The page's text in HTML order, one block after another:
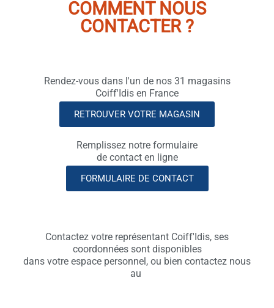
COMMENT NOUS
CONTACTER ?
Rendez-vous dans l'un de nos 31 magasins
Coiff'Idis en France
RETROUVER VOTRE MAGASIN
Remplissez notre formulaire
de contact en ligne
FORMULAIRE DE CONTACT
Contactez votre représentant Coiff'Idis, ses
coordonnées sont disponibles
dans votre espace personnel, ou bien contactez nous
au